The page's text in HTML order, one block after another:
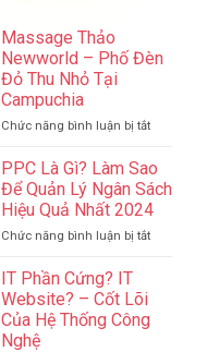
Massage Thảo
Newworld – Phố Đèn
Đỏ Thu Nhỏ Tại
Campuchia
Chức năng bình luận bị tắtở
Thảo
Newworld
–
Phố
Đèn
Campuchia
PPC Là Gì? Làm Sao
Để Quản Lý Ngân Sách
Hiệu Quả Nhất 2024
Chức năng bình luận bị tắtở
Sao
IT Phần Cứng? IT
Website? – Cốt Lõi
Của Hệ Thống Công
Nghệ